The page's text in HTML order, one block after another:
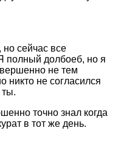
сейчас все
полный долбоеб, но я
не тем
никто не согласился
ты.
точно знал когда
в тот же день.